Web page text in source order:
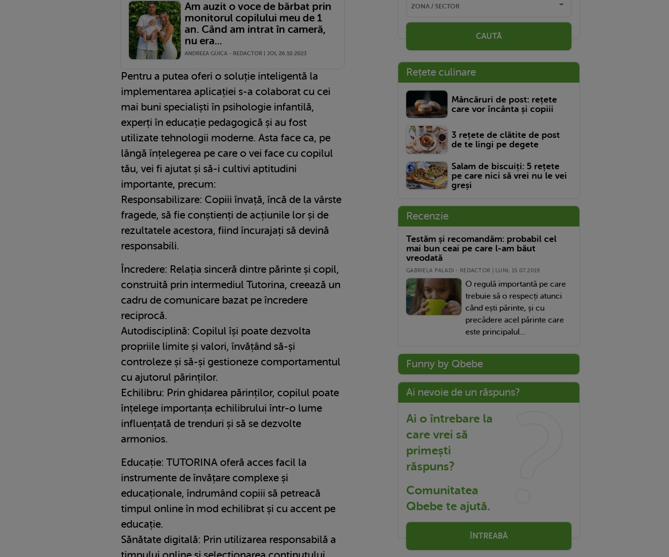
Am auzit o voce de bărbat prin
monitorul copilului meu de 1
an. Când am intrat în cameră,
nu era...
ANDREEA GUICA - REDACTOR | JOI, 26.10.2023
Pentru a putea oferi o soluție inteligentă la
implementarea aplicației s-a colaborat cu cei
mai buni specialiști în psihologie infantilă,
experți în educație pedagogică și au fost
utilizate tehnologii moderne. Asta face ca, pe
lângă înțelegerea pe care o vei face cu copilul
tău, vei fi ajutat și să-i cultivi aptitudini
importante, precum:
Responsabilizare: Copiii învață, încă de la vârste
fragede, să fie conștienți de acțiunile lor și de
rezultatele acestora, fiind încurajați să devină
responsabili.
Încredere: Relația sinceră dintre părinte și copil,
construită prin intermediul Tutorina, creează un
cadru de comunicare bazat pe încredere
reciprocă.
Autodisciplină: Copilul își poate dezvolta
propriile limite și valori, învățând să-și
controleze și să-și gestioneze comportamentul
cu ajutorul părinților.
Echilibru: Prin ghidarea părinților, copilul poate
înțelege importanța echilibrului într-o lume
influențată de trenduri și să se dezvolte
armonios.
Educație: TUTORINA oferă acces facil la
instrumente de învățare complexe și
educaționale, îndrumând copiii să petreacă
timpul online în mod echilibrat și cu accent pe
educație.
Sănătate digitală: Prin utilizarea responsabilă a
CAUTĂ
Rețete culinare
Mâncăruri de post: rețete
care vor încânta și copiii
3 rețete de clătite de post
de te lingi pe degete
Salam de biscuiți: 5 rețete
pe care nici să vrei nu le vei
greși
Recenzie
Testăm și recomandăm: probabil cel
mai bun ceai pe care l-am băut
vreodată
GABRIELA PALADI - REDACTOR | LUNI, 15.07.2019
O regulă importantă pe care
trebuie să o respecți atunci
când ești părinte, și cu
precădere acel părinte care
este principalul...
Funny by Qbebe
Ai nevoie de un răspuns?
Ai o întrebare la
care vrei să
primești
răspuns?
Comunitatea
Qbebe te ajută.
ÎNTREABĂ